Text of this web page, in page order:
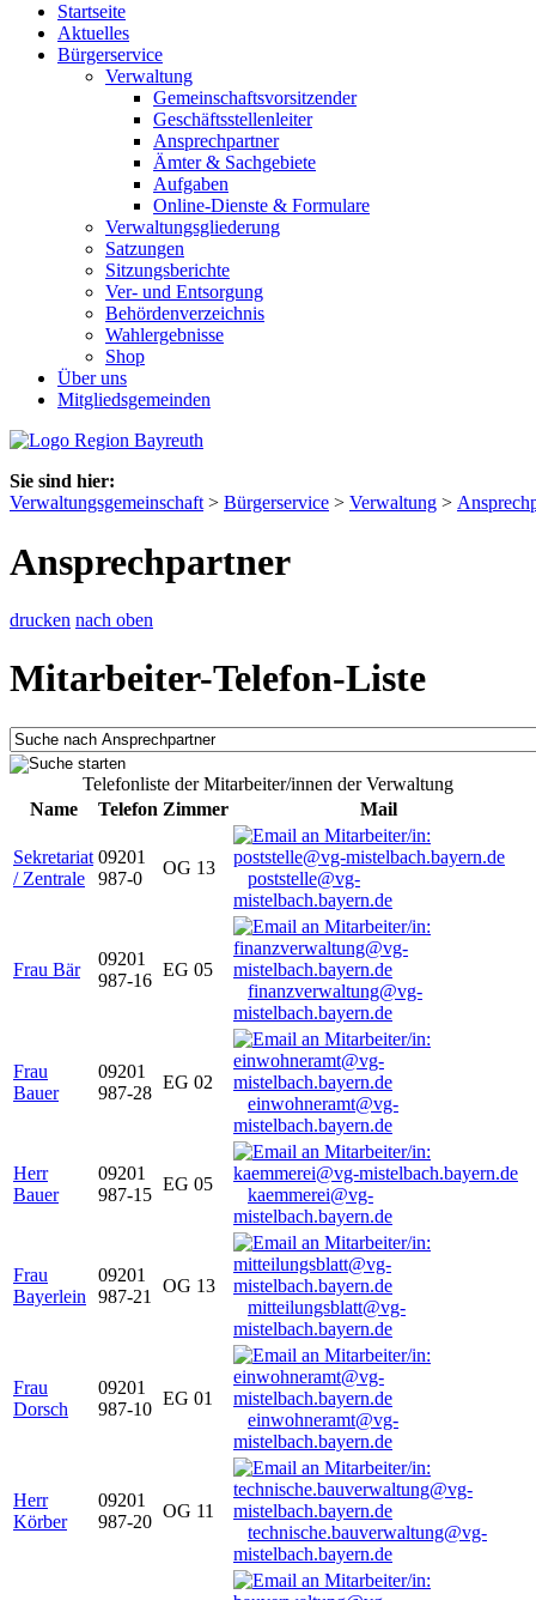
Startseite
Aktuelles
Bürgerservice
Verwaltung
Gemeinschaftsvorsitzender
Geschäftsstellenleiter
Ansprechpartner
Ämter & Sachgebiete
Aufgaben
Online-Dienste & Formulare
Verwaltungsgliederung
Satzungen
Sitzungsberichte
Ver- und Entsorgung
Behördenverzeichnis
Wahlergebnisse
Shop
Über uns
Mitgliedsgemeinden
Sie sind hier:
Verwaltungsgemeinschaft > Bürgerservice > Verwaltung >
Ansprechpartner
drucken nach oben
Mitarbeiter-Telefon-Liste
Telefonliste der Mitarbeiter/innen der Verwaltung
Name
Telefon Zimmer Mail
Sekretariat
/ Zentrale
09201
987-0
OG 13
poststelle@vg-
mistelbach.bayern.de
Frau Bär
09201
987-16
EG 05
finanzverwaltung@vg-
mistelbach.bayern.de
Frau
Bauer
09201
987-28
EG 02
einwohneramt@vg-
mistelbach.bayern.de
Herr
Bauer
09201
987-15
EG 05
kaemmerei@vg-
mistelbach.bayern.de
Frau
Bayerlein
09201
987-21
OG 13
mitteilungsblatt@vg-
mistelbach.bayern.de
Frau
Dorsch
09201
987-10
EG 01
einwohneramt@vg-
mistelbach.bayern.de
Herr
Körber
09201
987-20
OG 11
technische.bauverwaltung@vg-
mistelbach.bayern.de